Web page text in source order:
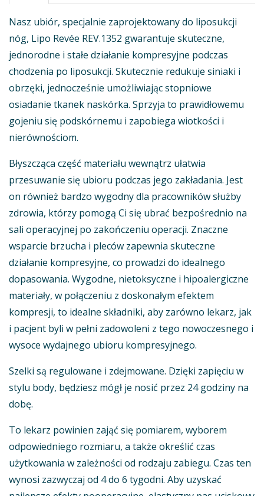
Nasz ubiór, specjalnie zaprojektowany do liposukcji
nóg, Lipo Revée REV.1352 gwarantuje skuteczne,
jednorodne i stałe działanie kompresyjne podczas
chodzenia po liposukcji. Skutecznie redukuje siniaki i
obrzęki, jednocześnie umożliwiając stopniowe
osiadanie tkanek naskórka. Sprzyja to prawidłowemu
gojeniu się podskórnemu i zapobiega wiotkości i
nierównościom.
Błyszcząca część materiału wewnątrz ułatwia
przesuwanie się ubioru podczas jego zakładania. Jest
on również bardzo wygodny dla pracowników służby
zdrowia, którzy pomogą Ci się ubrać bezpośrednio na
sali operacyjnej po zakończeniu operacji. Znaczne
wsparcie brzucha i pleców zapewnia skuteczne
działanie kompresyjne, co prowadzi do idealnego
dopasowania. Wygodne, nietoksyczne i hipoalergiczne
materiały, w połączeniu z doskonałym efektem
kompresji, to idealne składniki, aby zarówno lekarz, jak
i pacjent byli w pełni zadowoleni z tego nowoczesnego i
wysoce wydajnego ubioru kompresyjnego.
Szelki są regulowane i zdejmowane. Dzięki zapięciu w
stylu body, będziesz mógł je nosić przez 24 godziny na
dobę.
To lekarz powinien zająć się pomiarem, wyborem
odpowiedniego rozmiaru, a także określić czas
użytkowania w zależności od rodzaju zabiegu. Czas ten
wynosi zazwyczaj od 4 do 6 tygodni. Aby uzyskać